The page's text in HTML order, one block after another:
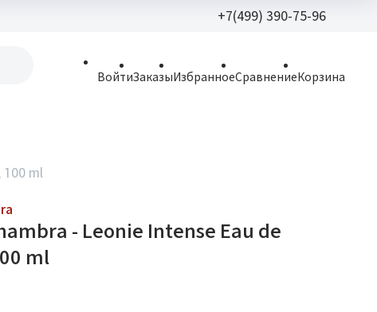
+7(499) 390-75-96
ВойтиЗаказыИзбранноеСравнениеКорзина
100 ml
- Leonie Intense Eau de
ml